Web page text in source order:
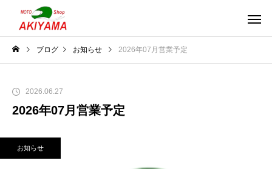
ブログ お知らせ 2026年07月営業予定
2026.06.27
2026年07月営業予定
お知らせ